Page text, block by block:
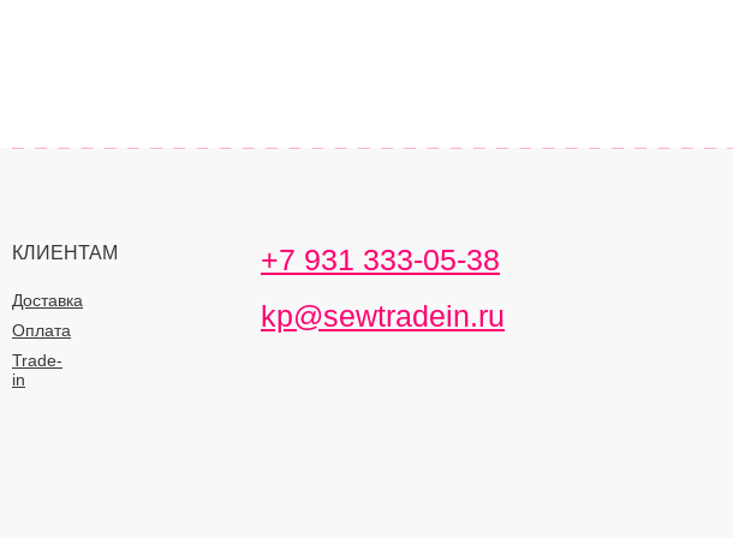
КЛИЕНТАМ
Доставка
Оплата
Trade-
in
+7 931 333-05-38
kp@sewtradein.ru